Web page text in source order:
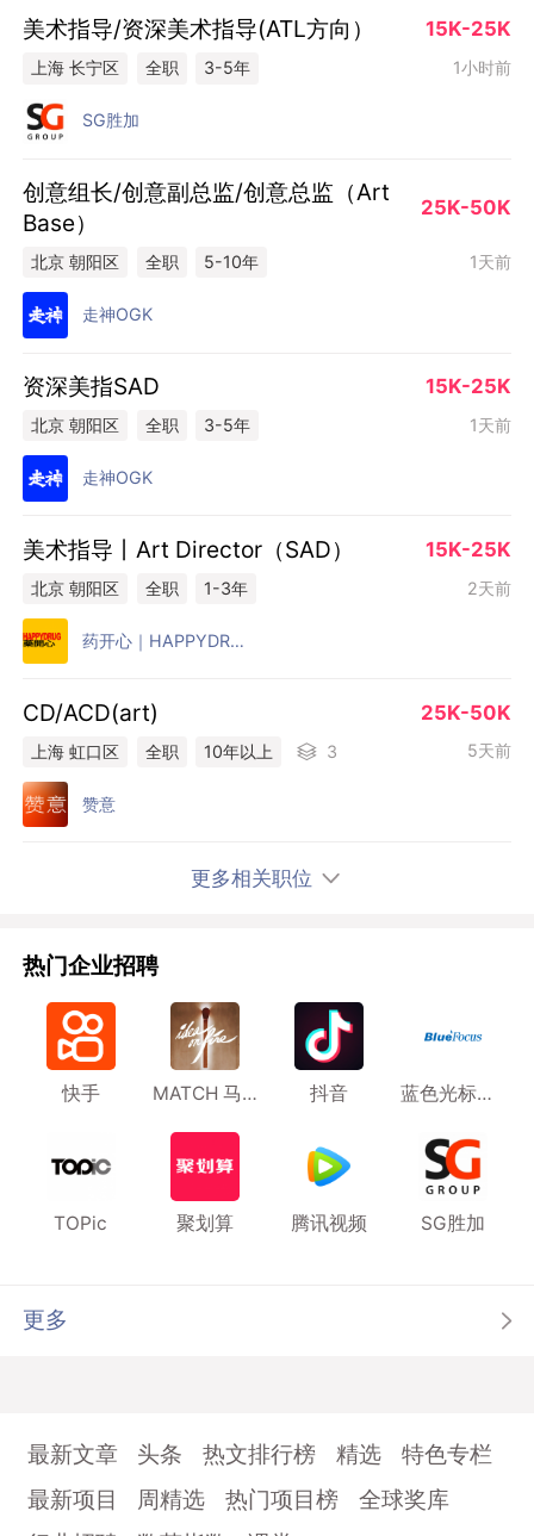
美术指导/资深美术指导(ATL方向） 15K-25K
上海 长宁区 全职 3-5年 1小时前
SG胜加
创意组长/创意副总监/创意总监（Art
Base）
25K-50K
北京 朝阳区 全职 5-10年 1天前
走神OGK
资深美指SAD 15K-25K
北京 朝阳区 全职 3-5年 1天前
走神OGK
美术指导丨Art Director（SAD） 15K-25K
北京 朝阳区 全职 1-3年 2天前
药开心｜HAPPYDRUG
CD/ACD(art) 25K-50K
上海 虹口区 全职 10年以上 3 5天前
赞意
更多相关职位
热门企业招聘
快手 MATCH 马马也 上海 抖音 蓝色光标传播集团
TOPic 聚划算 腾讯视频 SG胜加
更多
最新文章 头条 热文排行榜 精选
特色专栏
最新项目
周精选 热门项目榜
全球奖库